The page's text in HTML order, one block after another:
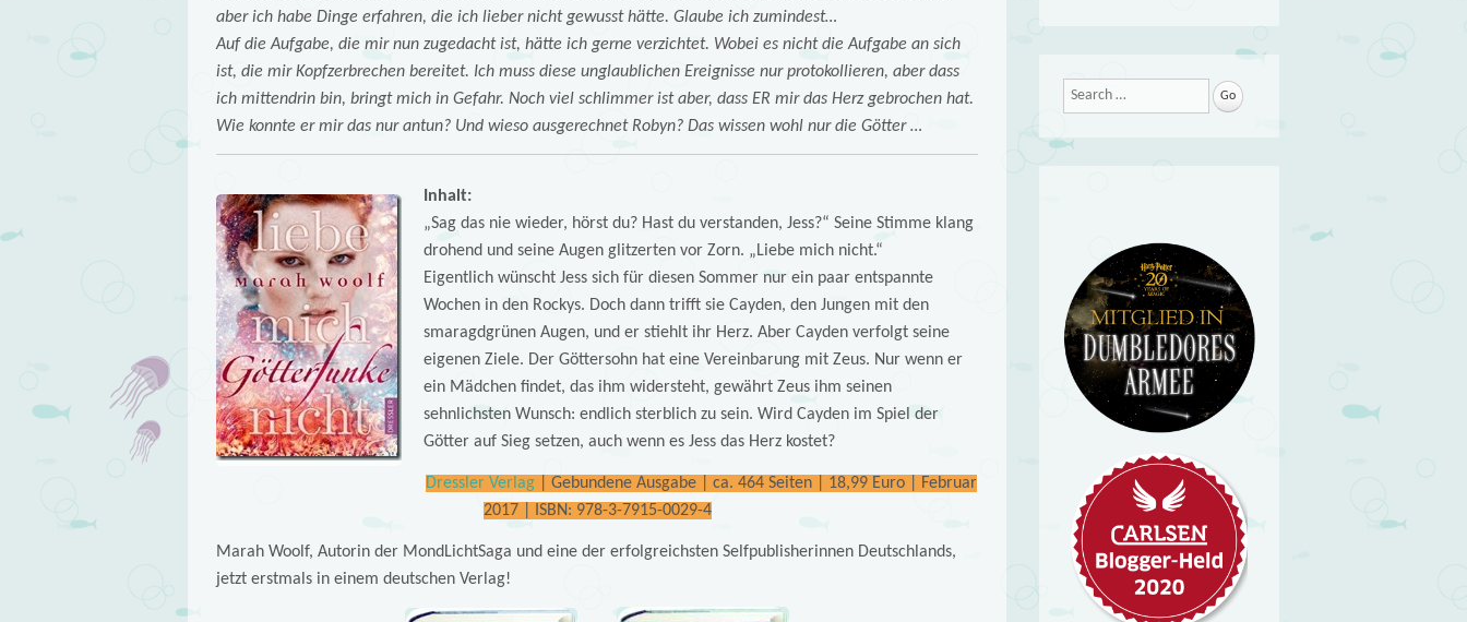
aber ich habe Dinge erfahren, die ich lieber nicht gewusst hätte. Glaube ich zumindest…
Auf die Aufgabe, die mir nun zugedacht ist, hätte ich gerne verzichtet. Wobei es nicht die Aufgabe an sich
ist, die mir Kopfzerbrechen bereitet. Ich muss diese unglaublichen Ereignisse nur protokollieren, aber dass
ich mittendrin bin, bringt mich in Gefahr. Noch viel schlimmer ist aber, dass ER mir das Herz gebrochen hat.
Wie konnte er mir das nur antun? Und wieso ausgerechnet Robyn? Das wissen wohl nur die Götter …
Inhalt:
„Sag das nie wieder, hörst du? Hast du verstanden, Jess?“ Seine Stimme klang
drohend und seine Augen glitzerten vor Zorn. „Liebe mich nicht.“
Eigentlich wünscht Jess sich für diesen Sommer nur ein paar entspannte
Wochen in den Rockys. Doch dann trifft sie Cayden, den Jungen mit den
smaragdgrünen Augen, und er stiehlt ihr Herz. Aber Cayden verfolgt seine
eigenen Ziele. Der Göttersohn hat eine Vereinbarung mit Zeus. Nur wenn er
ein Mädchen findet, das ihm widersteht, gewährt Zeus ihm seinen
sehnlichsten Wunsch: endlich sterblich zu sein. Wird Cayden im Spiel der
Götter auf Sieg setzen, auch wenn es Jess das Herz kostet?
Dressler Verlag| Gebundene Ausgabe | ca. 464 Seiten | 18,99 Euro | Februar
2017 | ISBN: 978-3-7915-0029-4
Marah Woolf, Autorin der MondLichtSaga und eine der erfolgreichsten Selfpublisherinnen Deutschlands,
jetzt erstmals in einem deutschen Verlag!
Search